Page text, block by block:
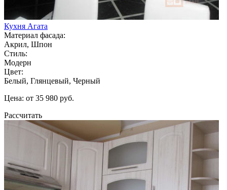
Кухня Агата
Материал фасада:
Акрил, Шпон
Стиль:
Модерн
Цвет:
Белый, Глянцевый, Черный
Цена: от 35 980 руб.
Рассчитать